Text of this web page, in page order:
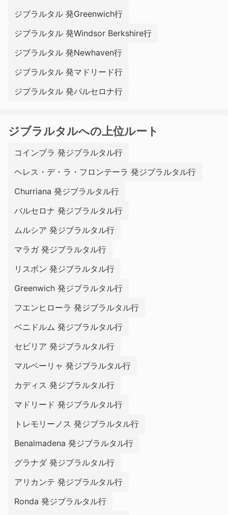
ジブラルタル 発Greenwich行
ジブラルタル 発Windsor Berkshire行
ジブラルタル 発Newhaven行
ジブラルタル 発マドリード行
ジブラルタル 発バルセロナ行
ジブラルタルへの上位ルート
コインブラ 発ジブラルタル行
ヘレス・デ・ラ・フロンテーラ 発ジブラルタル行
Churriana 発ジブラルタル行
バルセロナ 発ジブラルタル行
ムルシア 発ジブラルタル行
マラガ 発ジブラルタル行
リスボン 発ジブラルタル行
Greenwich 発ジブラルタル行
フエンヒローラ 発ジブラルタル行
ベニドルム 発ジブラルタル行
セビリア 発ジブラルタル行
マルベーリャ 発ジブラルタル行
カディス 発ジブラルタル行
マドリード 発ジブラルタル行
トレモリーノス 発ジブラルタル行
Benalmadena 発ジブラルタル行
グラナダ 発ジブラルタル行
アリカンテ 発ジブラルタル行
Ronda 発ジブラルタル行